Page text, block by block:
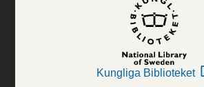
Kungliga Biblioteket